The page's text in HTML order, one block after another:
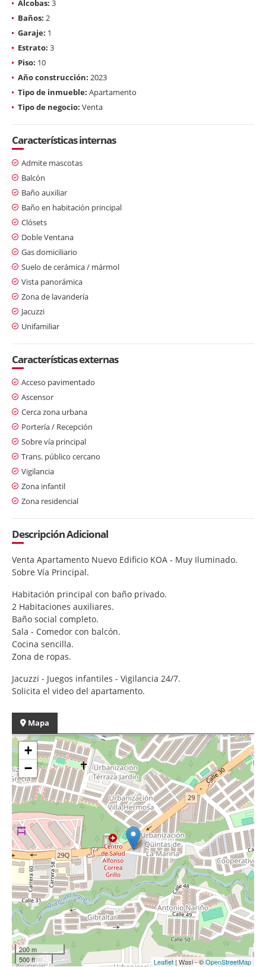
Alcobas: 3
Baños: 2
Garaje: 1
Estrato: 3
Piso: 10
Año construcción: 2023
Tipo de inmueble: Apartamento
Tipo de negocio: Venta
Características internas
Admite mascotas
Balcón
Baño auxiliar
Baño en habitación principal
Clósets
Doble Ventana
Gas domiciliario
Suelo de cerámica / mármol
Vista panorámica
Zona de lavandería
Jacuzzi
Unifamiliar
Características externas
Acceso pavimentado
Ascensor
Cerca zona urbana
Portería / Recepción
Sobre vía principal
Trans. público cercano
Vigilancia
Zona infantil
Zona residencial
Descripción Adicional
Venta Apartamento Nuevo Edificio KOA - Muy Iluminado.
Sobre Vía Principal.
Habitación principal con baño privado.
2 Habitaciones auxiliares.
Baño social completo.
Sala - Comedor con balcón.
Cocina sencilla.
Zona de ropas.
Jacuzzi - Juegos infantiles - Vigilancia 24/7.
Solicita el video del apartamento.
Mapa
+
−
200 m
500 ft
Leaflet| Wasi - ©OpenStreetMap